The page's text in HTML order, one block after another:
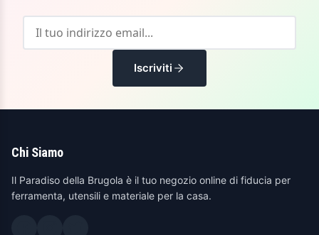
Iscriviti
Chi Siamo
Il Paradiso della Brugola è il tuo negozio online di fiducia per
ferramenta, utensili e materiale per la casa.